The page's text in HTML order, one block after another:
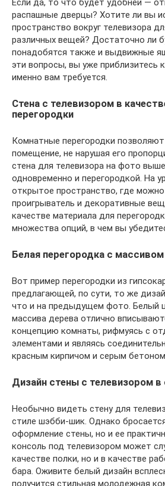
Если да, то что будет удобней —
распашные дверцы? Хотите ли вы
пространство вокруг телевизора
различных вещей? Достаточно ли
понадобятся также и выдвижные
эти вопросы, вы уже приблизитесь
именно вам требуется.
Стена с телевизором в
перегородки
Комнатные перегородки
помещение, не нарушая его
стена для телевизора на фото
одновременно и перегородкой. На
открытое пространство, где
проигрыватель и декоративные
качестве материала для
множества опций, в чем вы
Белая перегородка с
Вот пример перегородки из
предлагающей, по сути, то же
что и на предыдущем фото. Белый
массива дерева отлично
концепцию комнаты, рифмуясь с
элементами и являясь
красным кирпичом и серым
Дизайн стены с телевизором
Необычно видеть стену для
стиле шэбби-шик. Однако
оформление стены, но и ее
консоль под телевизором может
качестве полки, но и в качестве
бара. Оживите белый дизайн
получится стильная молодежная